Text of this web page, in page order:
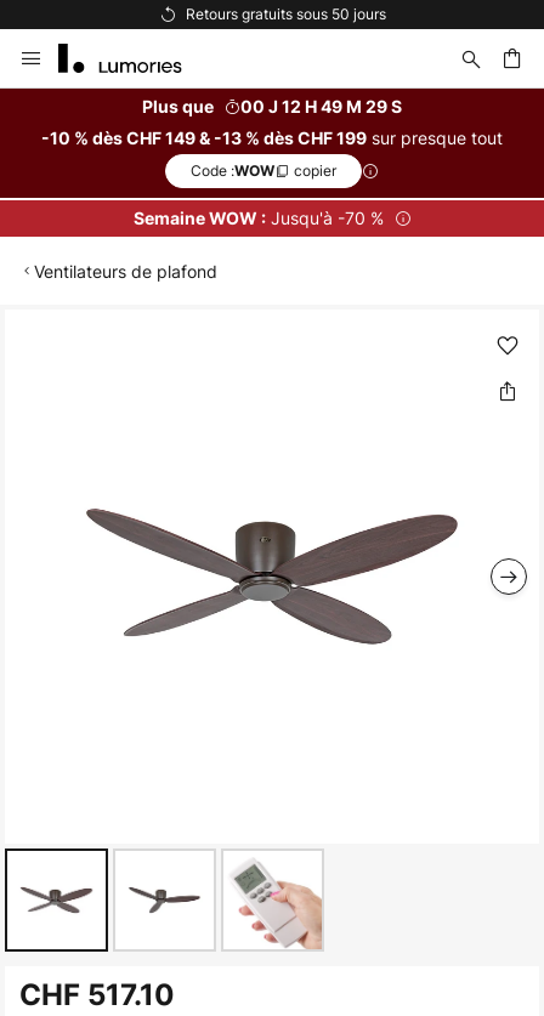
Retours gratuits sous 50 jours
Allez
au
Plus que
00 J 12 H 49 M 28 S
-10 % dès CHF 149 & -13 % dès CHF 199 sur presque tout
Code :WOW copier
Semaine WOW :Jusqu'à -70 %
Ventilateurs de plafond
toCHF 517.10